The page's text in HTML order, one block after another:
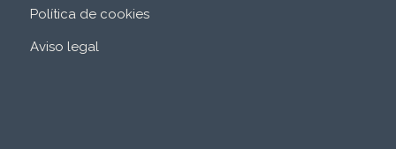
Política de cookies
Aviso legal